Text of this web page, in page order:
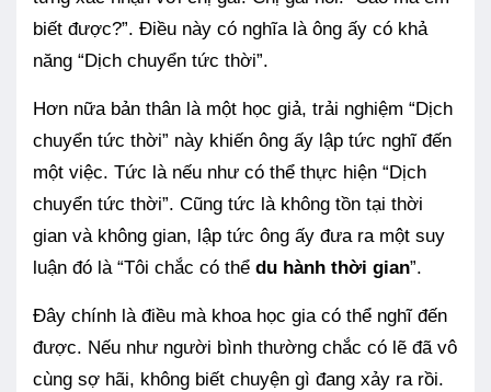
biết được?”. Điều này có nghĩa là ông ấy có khả
năng “Dịch chuyển tức thời”.
Hơn nữa bản thân là một học giả, trải nghiệm “Dịch
chuyển tức thời” này khiến ông ấy lập tức nghĩ đến
một việc. Tức là nếu như có thể thực hiện “Dịch
chuyển tức thời”. Cũng tức là không tồn tại thời
gian và không gian, lập tức ông ấy đưa ra một suy
luận đó là “Tôi chắc có thể du hành thời gian”.
Đây chính là điều mà khoa học gia có thể nghĩ đến
được. Nếu như người bình thường chắc có lẽ đã vô
cùng sợ hãi, không biết chuyện gì đang xảy ra rồi.